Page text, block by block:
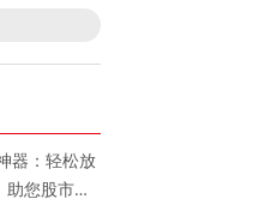
器：轻松放
您股市稳